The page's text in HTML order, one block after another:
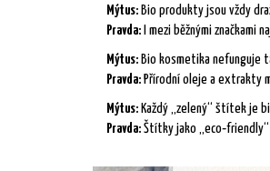
Mýtus: Bio produkty jsou vždy
Pravda: I mezi běžnými značkami
Mýtus: Bio kosmetika nefunguje
Pravda: Přírodní oleje a extrakty
Mýtus: Každý „zelený“ štítek je
Pravda: Štítky jako